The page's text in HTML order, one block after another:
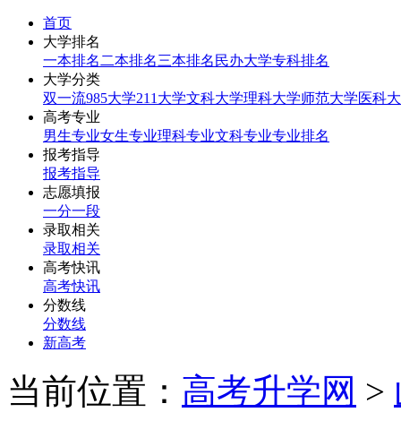
首页
大学排名
一本排名 二本排名三本排名 民办大学专科排名
大学分类
双一流985大学211大学文科大学理科大学师范大学医科
高考专业
男生专业女生专业理科专业文科专业专业排名
报考指导
报考指导
志愿填报
一分一段
录取相关
录取相关
高考快讯
高考快讯
分数线
分数线
新高考
当前位置： 高考升学网 >